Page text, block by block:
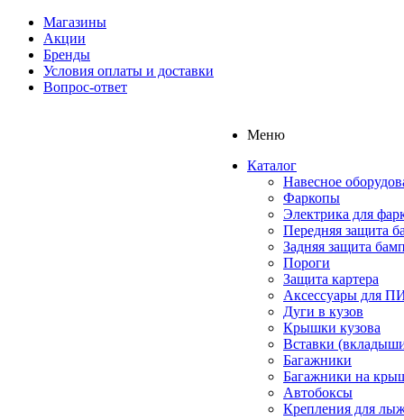
Магазины
Акции
Бренды
Условия оплаты и доставки
Вопрос-ответ
Меню
Каталог
Навесное
Фаркопы
Электрика для
Передняя защита
Задняя защита
Пороги
Защита картера
Аксессуары для
Дуги в кузов
Крышки кузова
Вставки
Багажники
Багажники на
Автобоксы
Крепления для